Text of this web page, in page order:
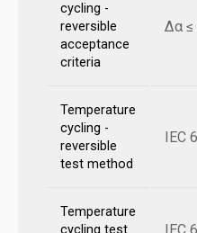
cycling -
reversible
acceptance
criteria
Δα ≤
Temperature
cycling -
reversible
test method
IEC
Temperature